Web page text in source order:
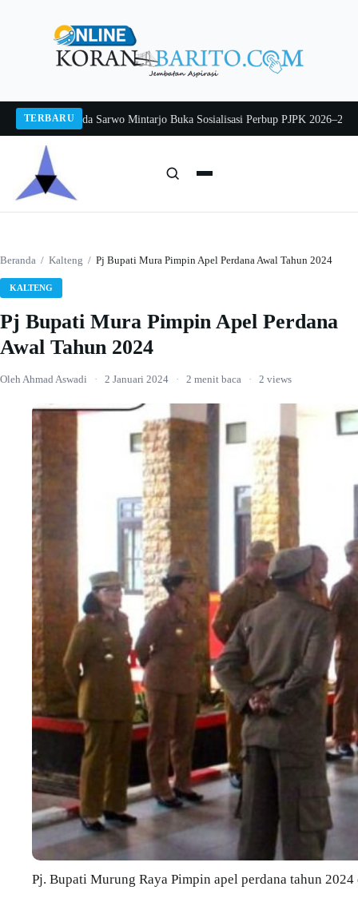
TERBARU
Pj Sekda Sarwo Mintarjo Buka Sosialisasi Perbup PJPK 2026–2030
Beranda / Kalteng / Pj Bupati Mura Pimpin Apel Perdana Awal Tahun 2024
KALTENG
Pj Bupati Mura Pimpin Apel Perdana
Awal Tahun 2024
Oleh Ahmad Aswadi · 2 Januari 2024 · 2 menit baca · 2 views
Pj. Bupati Murung Raya Pimpin apel perdana tahun